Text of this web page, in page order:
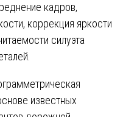
кадров,
коррекция яркости
силуэта
известных